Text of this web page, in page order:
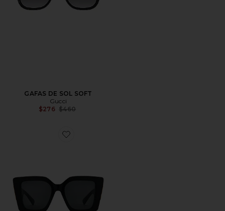
GAFAS DE SOL SOFT
Gucci
$276 Previous price:
$460
Favorite GAFAS DE SOL